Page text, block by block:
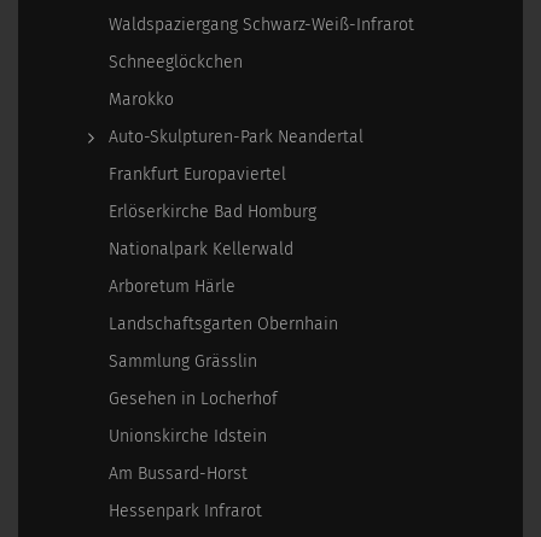
Waldspaziergang Schwarz-Weiß-Infrarot
Schneeglöckchen
Marokko
Auto-Skulpturen-Park Neandertal
Frankfurt Europaviertel
Erlöserkirche Bad Homburg
Nationalpark Kellerwald
Arboretum Härle
Landschaftsgarten Obernhain
Sammlung Grässlin
Gesehen in Locherhof
Unionskirche Idstein
Am Bussard-Horst
Hessenpark Infrarot